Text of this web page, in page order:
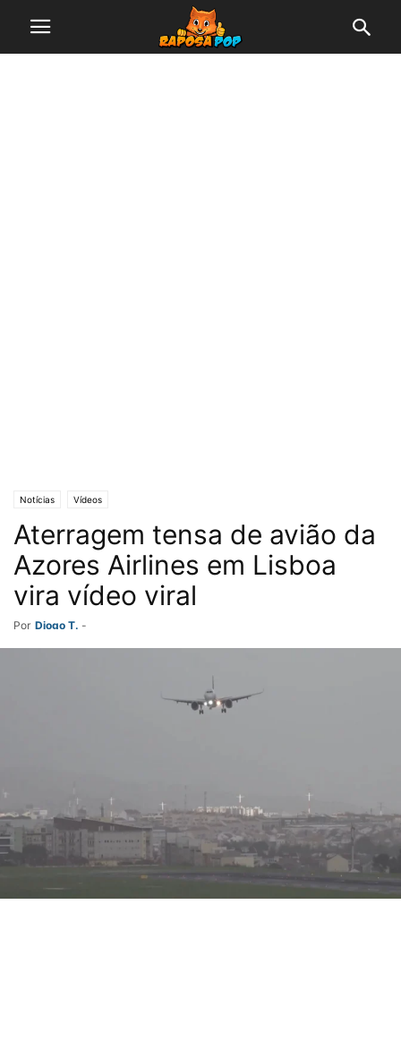
Notícias Vídeos
Aterragem tensa de avião da
Azores Airlines em Lisboa
vira vídeo viral
Por Diogo T. -